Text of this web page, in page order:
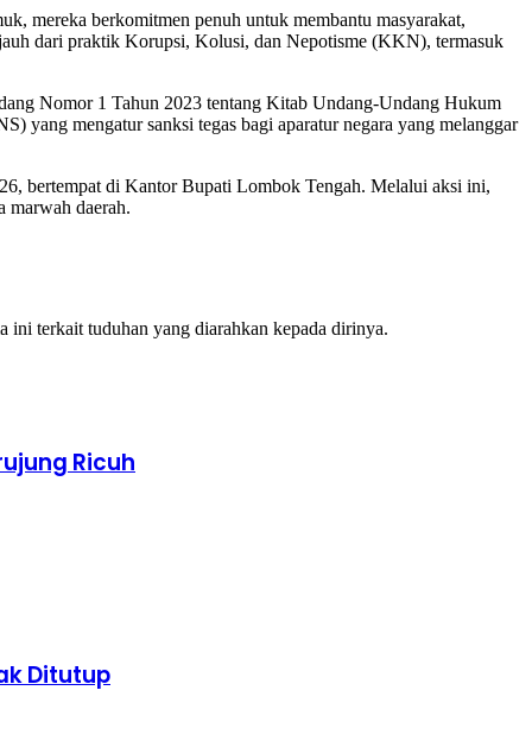
mereka berkomitmen penuh untuk membantu masyarakat,
dari praktik Korupsi, Kolusi, dan Nepotisme (KKN), termasuk
Nomor 1 Tahun 2023 tentang Kitab Undang-Undang Hukum
yang mengatur sanksi tegas bagi aparatur negara yang melanggar
bertempat di Kantor Bupati Lombok Tengah. Melalui aksi ini,
marwah daerah.
terkait tuduhan yang diarahkan kepada dirinya.
Ricuh
Ditutup